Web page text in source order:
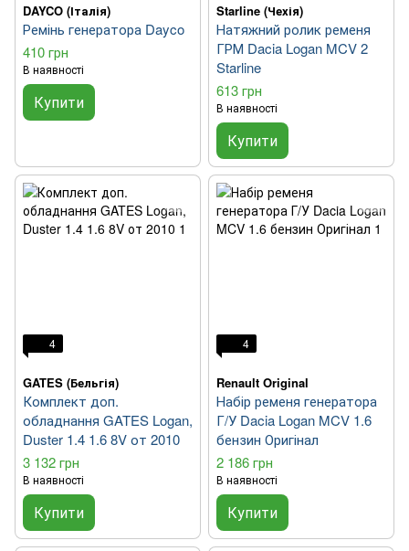
DAYCO (Італія)
Ремінь генератора Dayco
410 грн
В наявності
Купити
Starline (Чехія)
Натяжний ролик ременя
ГРМ Dacia Logan MCV 2
Starline
613 грн
В наявності
Купити
4
GATES (Бельгія)
Комплект доп.
обладнання GATES Logan,
Duster 1.4 1.6 8V от 2010
3 132 грн
В наявності
Купити
4
Renault Original
Набір ременя генератора
Г/У Dacia Logan MCV 1.6
бензин Оригінал
2 186 грн
В наявності
Купити